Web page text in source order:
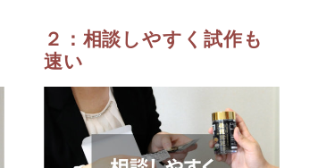
２：相談しやすく試作も
速い